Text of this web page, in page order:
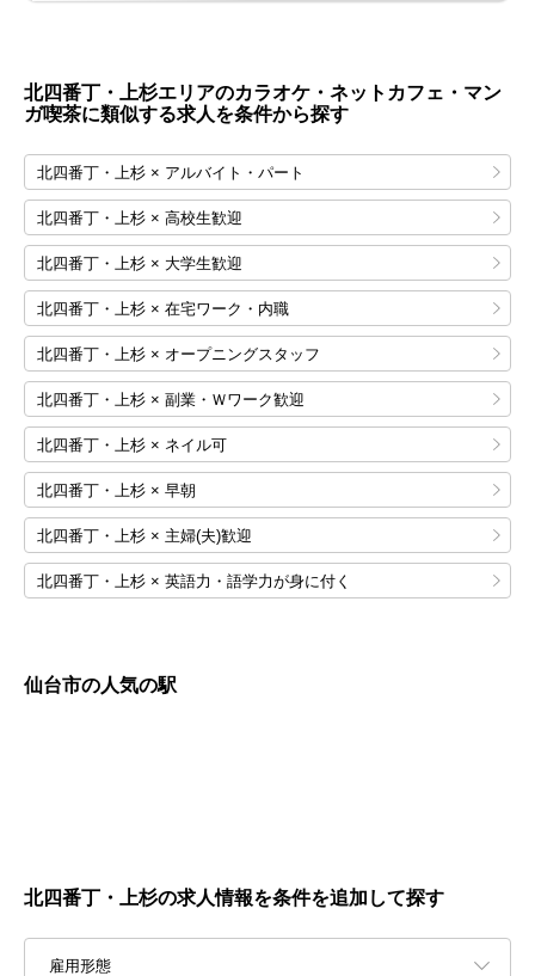
北四番丁・上杉エリアのカラオケ・ネットカフェ・マン
ガ喫茶に類似する求人を条件から探す
北四番丁・上杉 × アルバイト・パート
北四番丁・上杉 × 高校生歓迎
北四番丁・上杉 × 大学生歓迎
北四番丁・上杉 × 在宅ワーク・内職
北四番丁・上杉 × オープニングスタッフ
北四番丁・上杉 × 副業・Ｗワーク歓迎
北四番丁・上杉 × ネイル可
北四番丁・上杉 × 早朝
北四番丁・上杉 × 主婦(夫)歓迎
北四番丁・上杉 × 英語力・語学力が身に付く
仙台市の人気の駅
北四番丁・上杉の求人情報を条件を追加して探す
雇用形態